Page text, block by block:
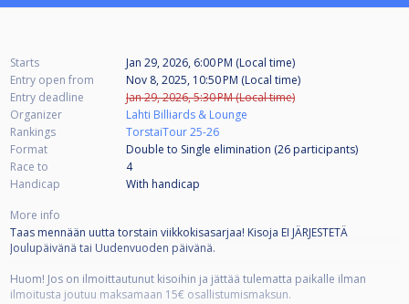
Starts
Jan 29, 2026, 6:00 PM (Local time)
Entry open from
Nov 8, 2025, 10:50 PM (Local time)
Entry deadline
Jan 29, 2026, 5:30 PM (Local time)
Organizer
Lahti Billiards & Lounge
Rankings
TorstaiTour 25-26
Format
Double to Single elimination (26 participants)
Race to
4
Handicap
With handicap
More info
Taas mennään uutta torstain viikkokisasarjaa! Kisoja EI JÄRJESTETÄ
Joulupäivänä tai Uudenvuoden päivänä.
Huom! Jos on ilmoittautunut kisoihin ja jättää tulematta paikalle ilman
ilmoitusta joutuu maksamaan 15€ osallistumismaksun.